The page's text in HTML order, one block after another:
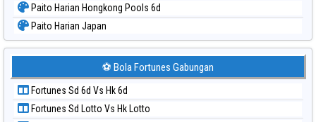
Paito Harian Hongkong Pools 6d
Paito Harian Japan
Paito Harian Japan 6d
Paito Harian Korea
Paito Harian Kuda Lari
Paito Harian Magnum Cambodia
Paito Harian Nagoya
⚽ Bola Fortunes Gabungan
Fortunes Sd 6d Vs Hk 6d
Fortunes Sd Lotto Vs Hk Lotto